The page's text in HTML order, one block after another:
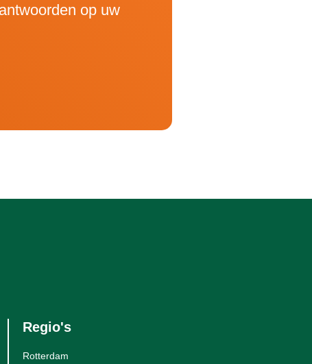
op uw
Regio's
Rotterdam